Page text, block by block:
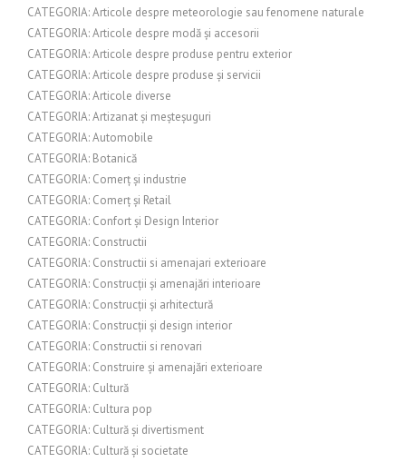
CATEGORIA: Articole despre meteorologie sau fenomene naturale
CATEGORIA: Articole despre modă și accesorii
CATEGORIA: Articole despre produse pentru exterior
CATEGORIA: Articole despre produse și servicii
CATEGORIA: Articole diverse
CATEGORIA: Artizanat și meșteșuguri
CATEGORIA: Automobile
CATEGORIA: Botanică
CATEGORIA: Comerț și industrie
CATEGORIA: Comerț și Retail
CATEGORIA: Confort și Design Interior
CATEGORIA: Constructii
CATEGORIA: Constructii si amenajari exterioare
CATEGORIA: Construcții și amenajări interioare
CATEGORIA: Construcții și arhitectură
CATEGORIA: Construcții și design interior
CATEGORIA: Constructii si renovari
CATEGORIA: Construire și amenajări exterioare
CATEGORIA: Cultură
CATEGORIA: Cultura pop
CATEGORIA: Cultură și divertisment
CATEGORIA: Cultură și societate